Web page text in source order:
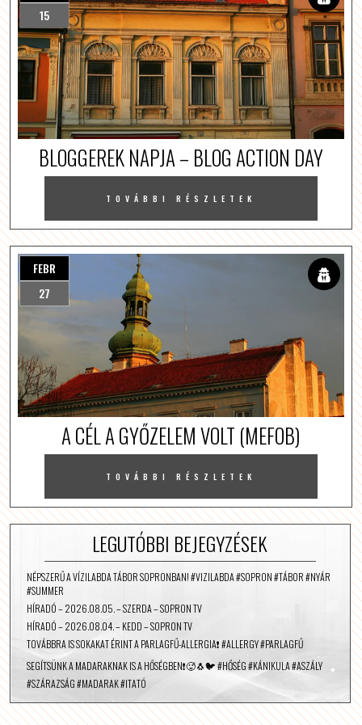
15
BLOGGEREK NAPJA – BLOG ACTION DAY
TOVÁBBI RÉSZLETEK
FEBR
27
A CÉL A GYŐZELEM VOLT (MEFOB)
TOVÁBBI RÉSZLETEK
LEGUTÓBBI BEJEGYZÉSEK
NÉPSZERŰ A VÍZILABDA TÁBOR SOPRONBAN! #VIZILABDA #SOPRON #TÁBOR #NYÁR
#SUMMER
HÍRADÓ – 2026.08.05. – SZERDA – SOPRON TV
HÍRADÓ – 2026.08.04. – KEDD – SOPRON TV
TOVÁBBRA IS SOKAKAT ÉRINT A PARLAGFŰ-ALLERGIA❗️ #ALLERGY #PARLAGFŰ
SEGÍTSÜNK A MADARAKNAK IS A HŐSÉGBEN❗️🥵🐧🐦 #HŐSÉG #KÁNIKULA #ASZÁLY
#SZÁRAZSÁG #MADARAK #ITATÓ